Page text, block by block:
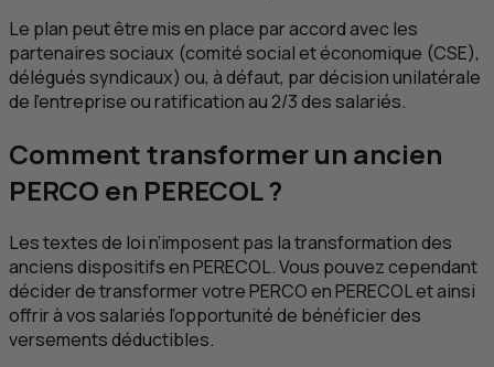
Le plan peut être mis en place par accord avec les
partenaires sociaux (comité social et économique (CSE),
délégués syndicaux) ou, à défaut, par décision unilatérale
de l'entreprise ou ratification au 2/3 des salariés.
Comment transformer un ancien
PERCO en PERECOL ?
Les textes de loi n’imposent pas la transformation des
anciens dispositifs en PERECOL. Vous pouvez cependant
décider de transformer votre PERCO en PERECOL et ainsi
offrir à vos salariés l’opportunité de bénéficier des
versements déductibles.